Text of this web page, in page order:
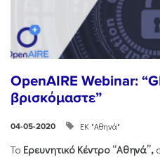
OpenAIRE Webinar:
βρισκόμαστε”
04-05-2020 ΕΚ "Αθηνά"
Το Ερευνητικό Κέντρο “Αθηνά”,